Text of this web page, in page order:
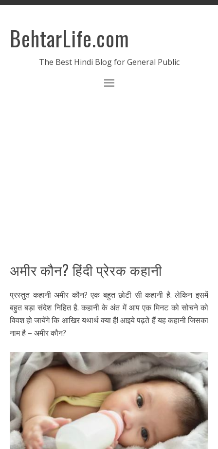
BehtarLife.com
The Best Hindi Blog for General Public
अमीर कौन? हिंदी प्रेरक कहानी
प्रस्तुत कहानी अमीर कौन? एक बहुत छोटी सी कहानी है. लेकिन इसमें
बहुत बड़ा संदेश निहित है. कहानी के अंत में आप एक मिनट को सोचने को
विवश हो जायेंगे कि आखिर यथार्थ क्या है! आइये पढ़ते हैं यह कहानी जिसका
नाम है – अमीर कौन?